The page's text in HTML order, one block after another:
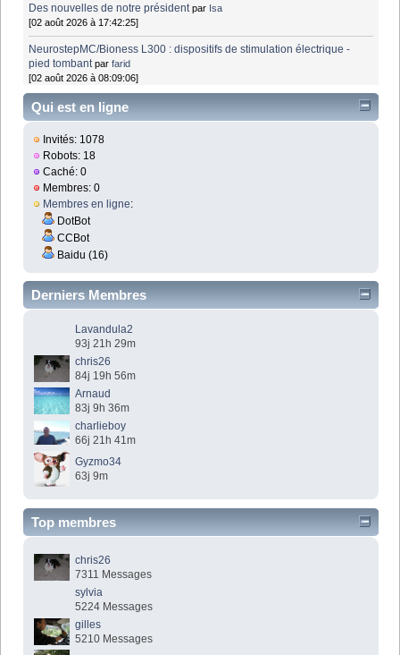
Des nouvelles de notre président par Isa
[02 août 2026 à 17:42:25]
NeurostepMC/Bioness L300 : dispositifs de stimulation électrique -
pied tombant parfarid
[02 août 2026 à 08:09:06]
Qui est en ligne
Invités: 1078
Robots: 18
Caché: 0
Membres: 0
Membres en ligne:
DotBot
CCBot
Baidu (16)
Derniers Membres
Lavandula2
93j 21h 29m
chris26
84j 19h 56m
Arnaud
83j 9h 36m
charlieboy
66j 21h 41m
Gyzmo34
63j 9m
Top membres
chris26
7311 Messages
sylvia
5224 Messages
gilles
5210 Messages